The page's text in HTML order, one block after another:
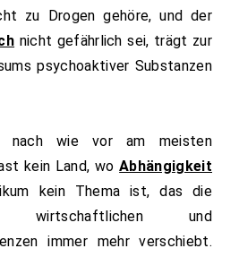
zu Drogen gehöre, und der
nicht gefährlich sei, trägt zur
psychoaktiver Substanzen
nach wie vor am meisten
kein Land, woAbhängigkeit
kein Thema ist, das die
wirtschaftlichen und
immer mehr verschiebt.